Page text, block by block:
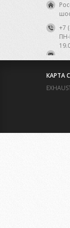
+7
ПН-
КАРТА